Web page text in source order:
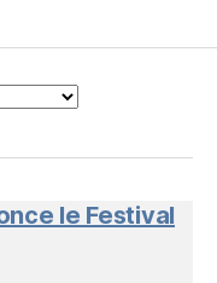
le Festival